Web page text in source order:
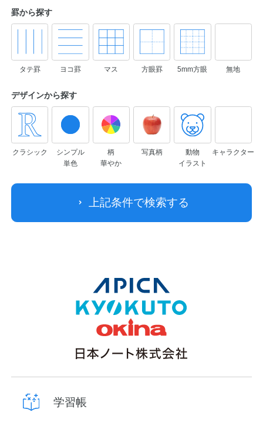
罫から探す
タテ罫 ヨコ罫 マス 方眼罫 5mm方眼 無地
デザインから探す
クラシック
シンプル
単色
柄
華やか
写真柄
動物
イラスト
キャラクター
上記条件で検索する
学習帳